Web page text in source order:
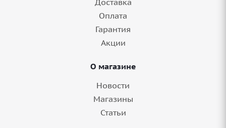
Доставка
Оплата
Гарантия
Акции
О магазине
Новости
Магазины
Статьи